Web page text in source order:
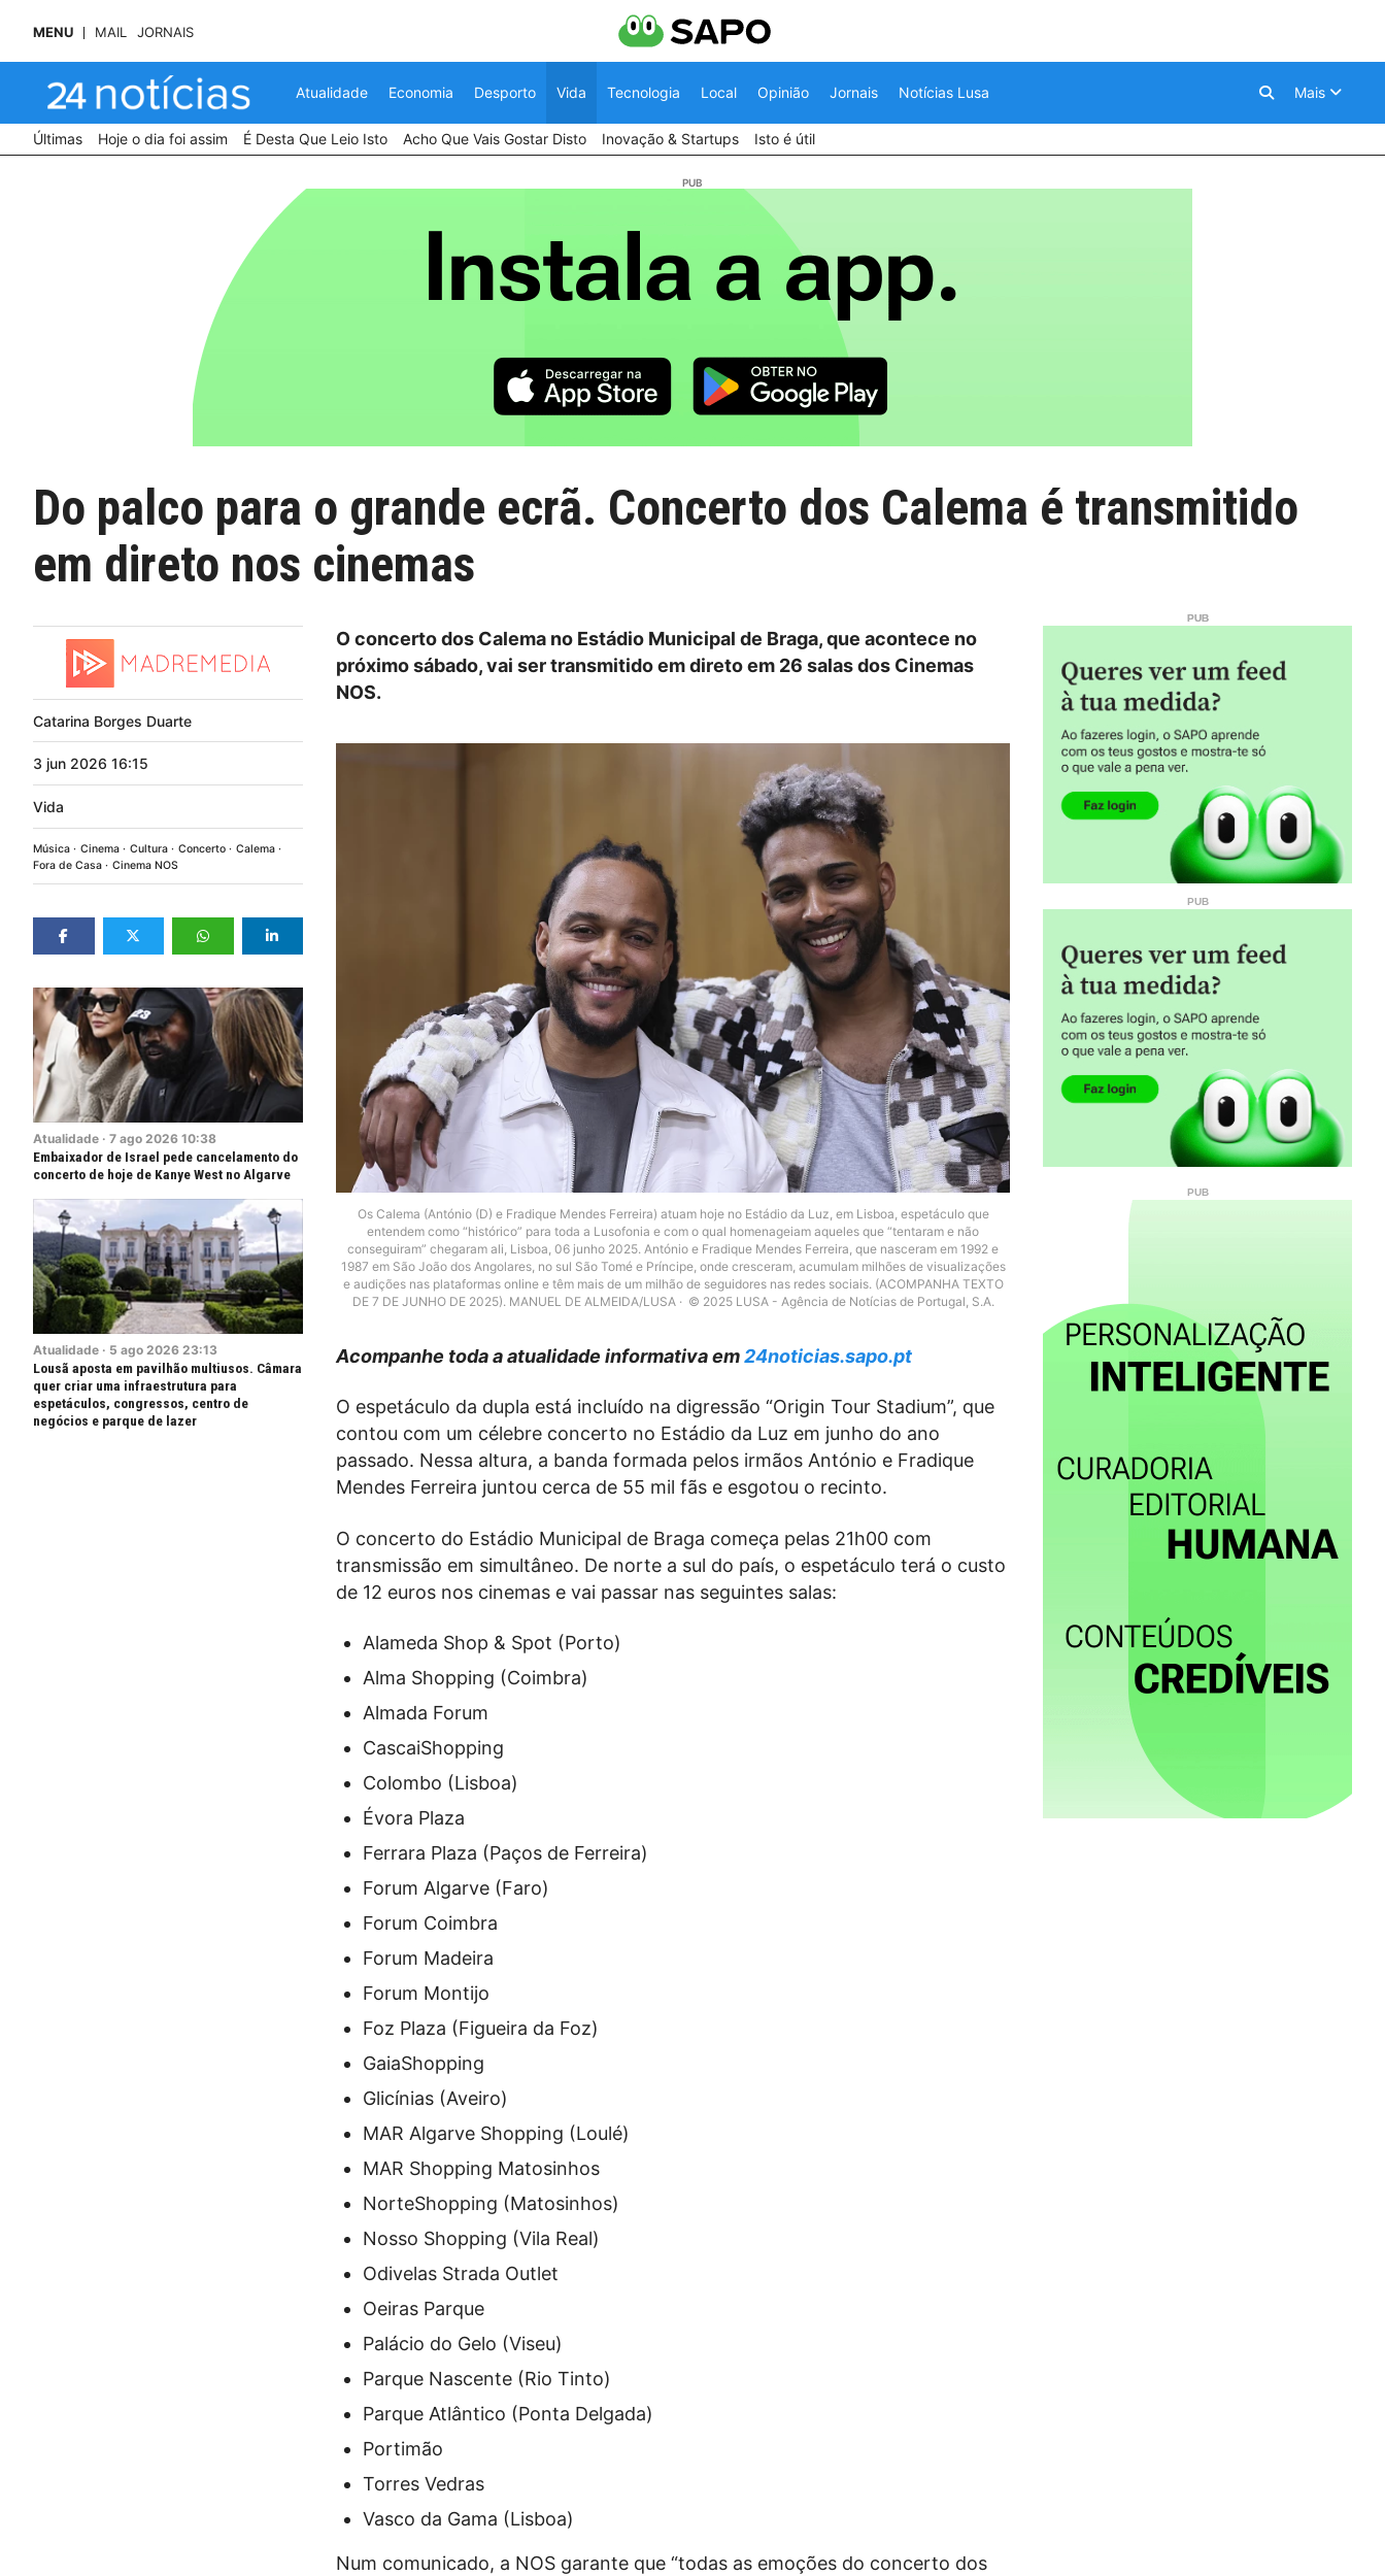
MENU MAIL JORNAIS
Atualidade Economia Desporto Vida Tecnologia Local Opinião Jornais Notícias Lusa Mais
Últimas Hoje o dia foi assim É Desta Que Leio Isto Acho Que Vais Gostar Disto Inovação & Startups Isto é útil
Do palco para o grande ecrã. Concerto dos Calema é transmitido
em direto nos cinemas
Catarina Borges Duarte
3 jun 2026 16:15
Vida
Música Cinema Cultura Concerto
Calema
Fora de Casa
Cinema NOS
Atualidade · 7 ago 2026 10:38
Embaixador de Israel pede cancelamento do
concerto de hoje de Kanye West no Algarve
Atualidade · 5 ago 2026 23:13
Lousã aposta em pavilhão multiusos. Câmara
quer criar uma infraestrutura para
espetáculos, congressos, centro de
negócios e parque de lazer
O concerto dos Calema no Estádio Municipal de Braga, que acontece no
próximo sábado, vai ser transmitido em direto em 26 salas dos Cinemas
NOS.
Os Calema (António (D) e Fradique Mendes Ferreira) atuam hoje no Estádio da Luz, em Lisboa, espetáculo que
entendem como “histórico” para toda a Lusofonia e com o qual homenageiam aqueles que “tentaram e não
conseguiram” chegaram ali, Lisboa, 06 junho 2025. António e Fradique Mendes Ferreira, que nasceram em 1992 e
1987 em São João dos Angolares, no sul São Tomé e Príncipe, onde cresceram, acumulam milhões de visualizações
e audições nas plataformas online e têm mais de um milhão de seguidores nas redes sociais. (ACOMPANHA TEXTO
DE 7 DE JUNHO DE 2025). MANUEL DE ALMEIDA/LUSA
© 2025 LUSA - Agência de Notícias de Portugal, S.A.
Acompanhe toda a atualidade informativa em24noticias.sapo.pt
O espetáculo da dupla está incluído na digressão “Origin Tour Stadium”, que
contou com um célebre concerto no Estádio da Luz em junho do ano
passado. Nessa altura, a banda formada pelos irmãos António e Fradique
Mendes Ferreira juntou cerca de 55 mil fãs e esgotou o recinto.
O concerto do Estádio Municipal de Braga começa pelas 21h00 com
transmissão em simultâneo. De norte a sul do país, o espetáculo terá o custo
de 12 euros nos cinemas e vai passar nas seguintes salas:
Alameda Shop & Spot (Porto)
Alma Shopping (Coimbra)
Almada Forum
CascaiShopping
Colombo (Lisboa)
Évora Plaza
Ferrara Plaza (Paços de Ferreira)
Forum Algarve (Faro)
Forum Coimbra
Forum Madeira
Forum Montijo
Foz Plaza (Figueira da Foz)
GaiaShopping
Glicínias (Aveiro)
MAR Algarve Shopping (Loulé)
MAR Shopping Matosinhos
NorteShopping (Matosinhos)
Nosso Shopping (Vila Real)
Odivelas Strada Outlet
Oeiras Parque
Palácio do Gelo (Viseu)
Parque Nascente (Rio Tinto)
Parque Atlântico (Ponta Delgada)
Portimão
Torres Vedras
Vasco da Gama (Lisboa)
Num comunicado, a NOS garante que “todas as emoções do concerto dos